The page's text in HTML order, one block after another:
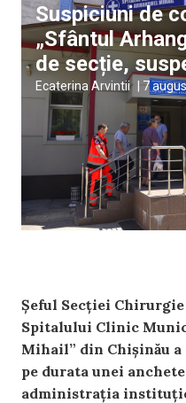
Suspiciuni de
„Sfântul
de secție,
Ecaterina Arvintii | 7
Șeful Secției
Spitalului Clinic
Mihail” din Chișinău
pe durata unei
administrația